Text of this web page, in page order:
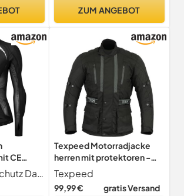
Motorradjeans Schutzhose
ZUM ANGEBOT
CE
L)
Verbesserter Schutz Das Motorrad-Schutzshirt bietet CE-Level-2-Schutz für wichtige Körperbereiche wie Schultern, Ellbogen und Rücken und sorgt so für Sicherheit und Selbstvertrauen im Straßenverkehr. Hinweis Dieses Schutzshirt ist sehr eng geschnitten, um den Schutz zu verbessern. Das Model ist 1,65 m groß, wiegt 55 kg und trägt Größe M.
Texpeed Motorradjacke
herren mit protektoren -
Motorrad Biker
Wasserdicht Jacke Mit
Rüstung (EN 1621-1)
Texpeed
99,99 € gratis Versand